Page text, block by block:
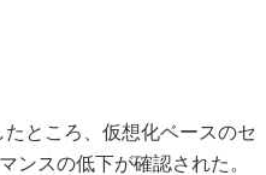
ところ、仮想化ベースのセ
ンスの低下が確認された。